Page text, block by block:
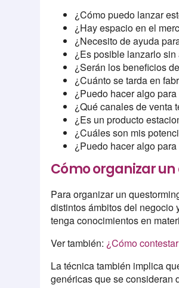
¿Cómo puedo lanzar
¿Hay espacio en el
¿Necesito de ayuda
¿Es posible lanzarlo
¿Serán los beneficios
¿Cuánto se tarda en
¿Puedo hacer algo
¿Qué canales de venta
¿Es un producto
¿Cuáles son mis
¿Puedo hacer algo
Cómo organizar
Para organizar un
distintos ámbitos del negocio
tenga conocimientos en
Ver también: ¿Cómo
La técnica también implica
genéricas que se consideran